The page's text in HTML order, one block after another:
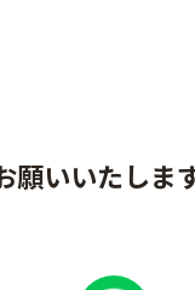
願いいたしま